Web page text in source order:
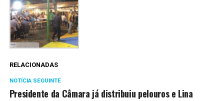
RELACIONADAS
NOTÍCIA SEGUINTE
Presidente da Câmara já distribuiu pelouros e Lina